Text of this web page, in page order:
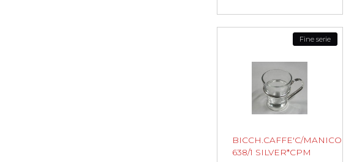
Fine serie
BICCH.CAFFE'C/MANICO
638/1 SILVER*CPM